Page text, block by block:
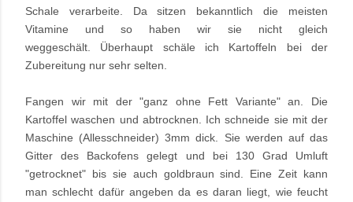
Schale verarbeite. Da sitzen bekanntlich die meisten
Vitamine und so haben wir sie nicht gleich
weggeschält. Überhaupt schäle ich Kartoffeln bei der
Zubereitung nur sehr selten.
Fangen wir mit der "ganz ohne Fett Variante" an. Die
Kartoffel waschen und abtrocknen. Ich schneide sie mit der
Maschine (Allesschneider) 3mm dick. Sie werden auf das
Gitter des Backofens gelegt und bei 130 Grad Umluft
"getrocknet" bis sie auch goldbraun sind. Eine Zeit kann
man schlecht dafür angeben da es daran liegt, wie feucht